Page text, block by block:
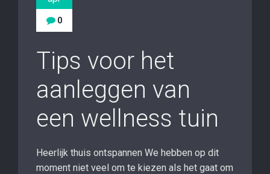
0
Tips voor het
aanleggen van
een wellness tuin
Heerlijk thuis ontspannen We hebben op dit
moment niet veel om te kiezen als het gaat om